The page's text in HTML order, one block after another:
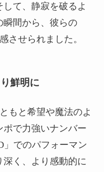
て、静寂を破るよ
瞬間から、彼らの
させられました。
鮮明に
もと希望や魔法のよ
ポで力強いナンバー
」でのパフォーマン
く、より感動的に